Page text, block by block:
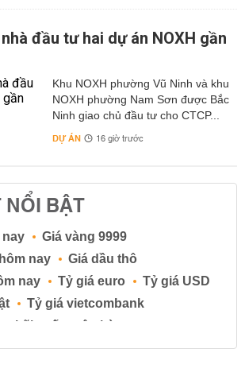
đầu tư hai dự án NOXH gần
Khu NOXH phường Vũ Ninh và khu
NOXH phường Nam Sơn được Bắc
Ninh giao chủ đầu tư cho CTCP...
DỰ ÁN 16 giờ trước
BẬT
nay
Giá vàng 9999
nay
Giá dầu thô
nay
Tỷ giá euro
Tỷ giá USD
Tỷ giá vietcombank
Lãi suất ngân hàng
Lãi suất tiền gửi